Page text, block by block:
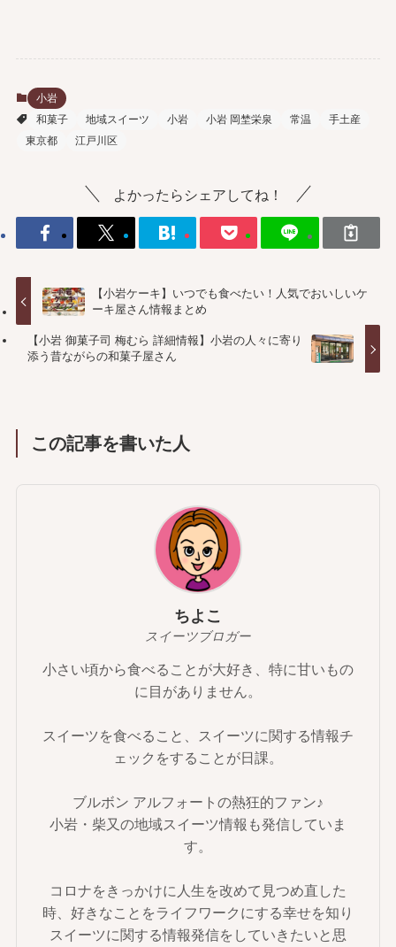
小岩
和菓子
地域スイーツ 小岩 小岩 岡埜栄泉 常温
手土産
東京都
江戸川区
よかったらシェアしてね！
【小岩ケーキ】いつでも食べたい！人気でおいしいケ
ーキ屋さん情報まとめ
【小岩 御菓子司 梅むら 詳細情報】小岩の人々に寄り
添う昔ながらの和菓子屋さん
この記事を書いた人
ちよこ
スイーツブロガー
小さい頃から食べることが大好き、特に甘いもの
に目がありません。
スイーツを食べること、スイーツに関する情報チ
ェックをすることが日課。
ブルボン アルフォートの熱狂的ファン♪
小岩・柴又の地域スイーツ情報も発信していま
す。
コロナをきっかけに人生を改めて見つめ直した
時、好きなことをライフワークにする幸せを知り
スイーツに関する情報発信をしていきたいと思